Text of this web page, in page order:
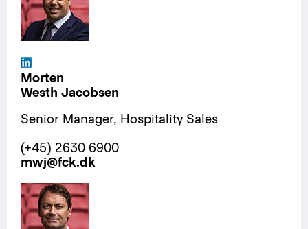
Morten
Westh Jacobsen
Senior Manager, Hospitality Sales
(+45) 2630 6900
mwj@fck.dk